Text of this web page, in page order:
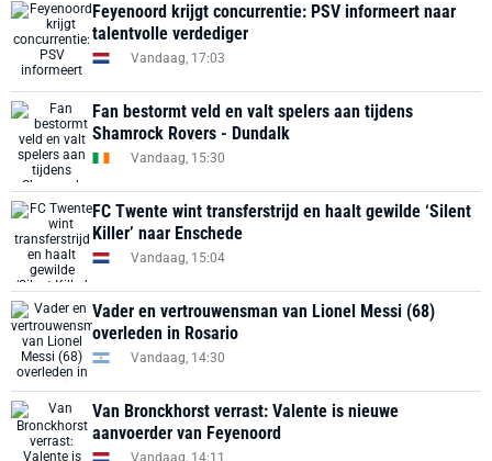
Feyenoord krijgt concurrentie: PSV informeert naar
talentvolle verdediger
Vandaag, 17:03
Fan bestormt veld en valt spelers aan tijdens
Shamrock Rovers - Dundalk
Vandaag, 15:30
FC Twente wint transferstrijd en haalt gewilde ‘Silent
Killer’ naar Enschede
Vandaag, 15:04
Vader en vertrouwensman van Lionel Messi (68)
overleden in Rosario
Vandaag, 14:30
Van Bronckhorst verrast: Valente is nieuwe
aanvoerder van Feyenoord
Vandaag, 14:11